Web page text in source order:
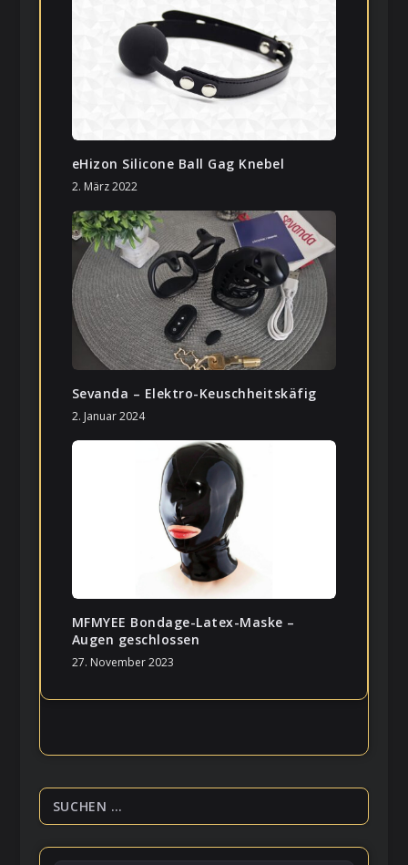
eHizon Silicone Ball Gag Knebel
2. März 2022
Sevanda – Elektro-Keuschheitskäfig
2. Januar 2024
MFMYEE Bondage-Latex-Maske –
Augen geschlossen
27. November 2023